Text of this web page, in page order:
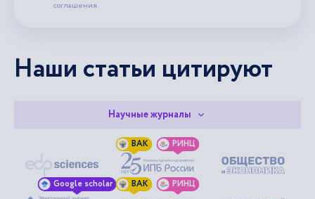
соглашения.
Наши статьи цитируют
Научные журналы
ВАК РИНЦ
Google scholar ВАК РИНЦ